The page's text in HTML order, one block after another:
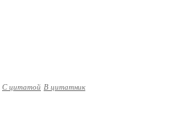
С цитатой В цитатник